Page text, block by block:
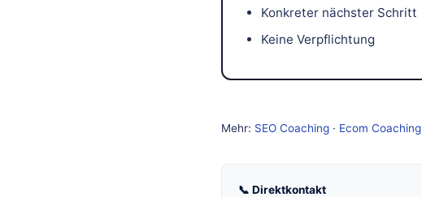
Konkreter nächster Schritt
Keine Verpflichtung
Mehr: SEO Coaching · Ecom Coaching
📞 Direktkontakt